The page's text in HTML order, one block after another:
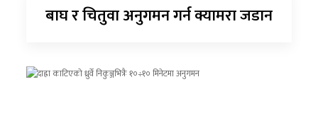
बाघ र चितुवा अनुगमन गर्न क्यामरा जडान